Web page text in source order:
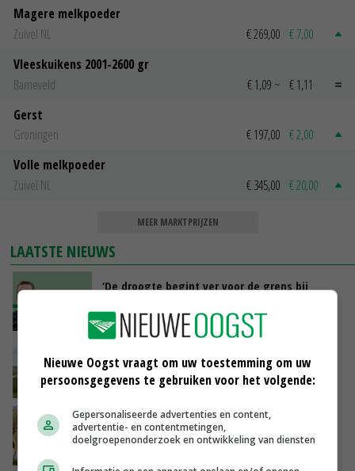
Magere melkpoeder
Zuivel NL
€ 269,00 € 7,00
Vleeskuikens 2001-2600 gr
Barneveld
€ 1,09 ~ € 1,11
Gerst
Groningen
€ 197,00 € 2,00
Volle melkpoeder
Zuivel NL
€ 345,00 € 20,00
MEER MARKTPRIJZEN
LAATSTE NIEUWS
‘De droogte begint ver voor de grens bij
VANDAAG, 11:00
VANDAAG, 10:00
Geen vee meer op Noord-Hollandse zeedijken
door aanhoudende droogte
Nieuwe Oogst vraagt om uw toestemming om uw
persoonsgegevens te gebruiken voor het volgende:
Gepersonaliseerde advertenties en content,
advertentie- en contentmetingen,
doelgroepenonderzoek en ontwikkeling van diensten